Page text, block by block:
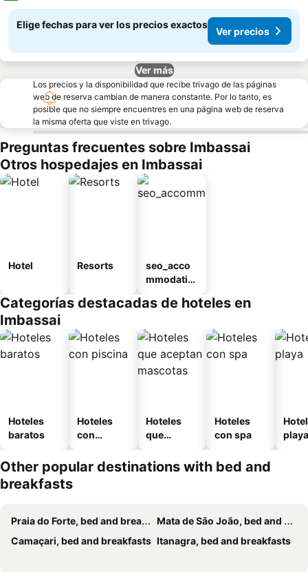
Elige fechas para ver los precios exactos
Ver precios
Ver más
Los precios y la disponibilidad que recibe trivago de las páginas
web de reserva cambian de manera constante. Por lo tanto, es
posible que no siempre encuentres en una página web de reserva
la misma oferta que viste en trivago.
Preguntas frecuentes sobre Imbassai
Otros hospedajes en Imbassai
Hotel Resorts
seo_acco
mmodatio
ousel_pou
Categorías destacadas de hoteles en
Imbassai
Hoteles
baratos
Hoteles
con
Hoteles
que
mascotas
Hoteles
con spa
playa
Other popular destinations with bed and
breakfasts
Praia do Forte, bed and breakfasts
Mata de São João, bed and breakfasts
Camaçari, bed and breakfasts Itanagra, bed and breakfasts